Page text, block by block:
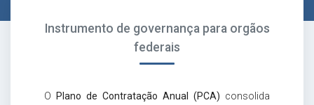
Instrumento de governança para orgãos
federais
O Plano de Contratação Anual (PCA) consolida